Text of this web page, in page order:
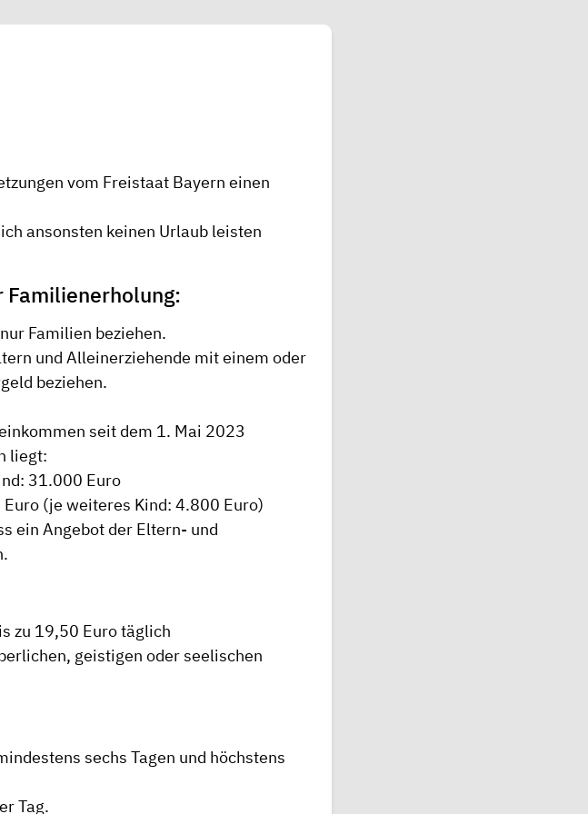
vom Freistaat Bayern einen
ansonsten keinen Urlaub leisten
Familienerholung:
Familien beziehen.
und Alleinerziehende mit einem oder
beziehen.
seit dem 1. Mai 2023
liegt:
31.000 Euro
(je weiteres Kind: 4.800 Euro)
ein Angebot der Eltern- und
zu 19,50 Euro täglich
geistigen oder seelischen
sechs Tagen und höchstens
Tag.